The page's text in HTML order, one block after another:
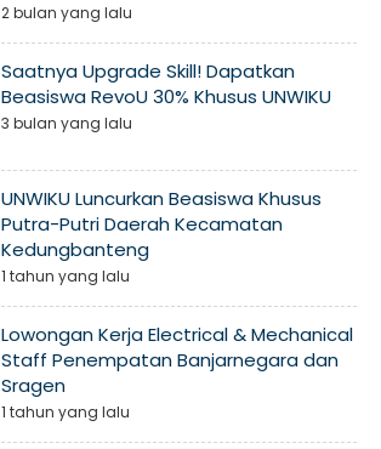
2 bulan yang lalu
Saatnya Upgrade Skill! Dapatkan
Beasiswa RevoU 30% Khusus UNWIKU
3 bulan yang lalu
UNWIKU Luncurkan Beasiswa Khusus
Putra-Putri Daerah Kecamatan
Kedungbanteng
1 tahun yang lalu
Lowongan Kerja Electrical & Mechanical
Staff Penempatan Banjarnegara dan
Sragen
1 tahun yang lalu